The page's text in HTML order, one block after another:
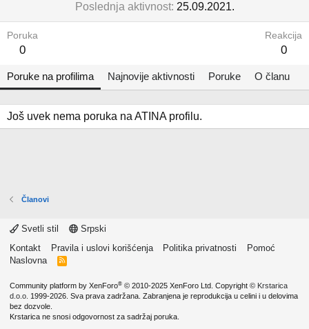
Poslednja aktivnost 25.09.2021.
Poruka
0
Reakcija
0
Poruke na profilima Najnovije aktivnosti Poruke O članu
Još uvek nema poruka na ATINA profilu.
Članovi
Svetli stil
Srpski
Kontakt
Pravila i uslovi korišćenja Politika privatnosti
Pomoć
Naslovna
R
Community platform by XenForo® © 2010-2025 XenForo Ltd. Copyright © Krstarica
d.o.o. 1999-2026. Sva prava zadržana. Zabranjena je reprodukcija u celini i u delovima
bez dozvole.
Krstarica ne snosi odgovornost za sadržaj poruka.